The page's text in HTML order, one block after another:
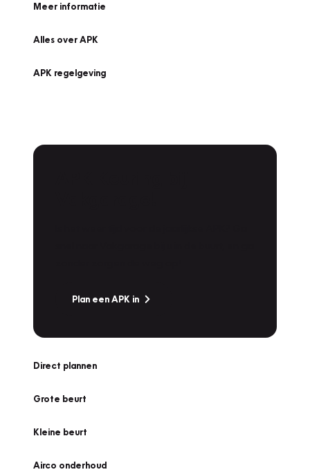
Meer informatie
Alles over APK
APK regelgeving
Plan een APK in
Direct plannen
Grote beurt
Kleine beurt
Airco onderhoud